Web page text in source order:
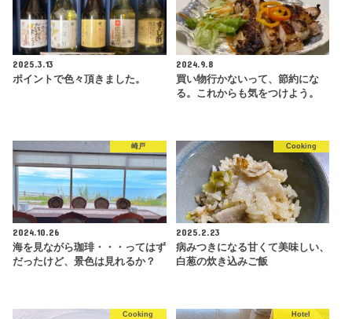
2025.3.13
ポイントで色々頂きました。
2024.9.8
買い物行かないって、節約にな
る。これからも気をつけよう。
崎戸
2024.10.26
海を見ながら珈琲・・・ってはず
だったけど、景色は見れるか？
Cooking
2025.2.23
病みつきになる甘くて美味しい、
白葱の炊き込みご飯
Cooking Hotel